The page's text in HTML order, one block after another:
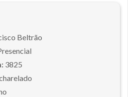
Beltrão
3825